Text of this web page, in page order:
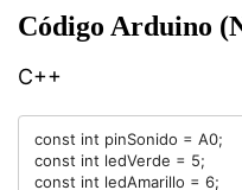
Código Arduino
C++
const int pinSonido = A0;
const int ledVerde = 5;
const int ledAmarillo = 6;